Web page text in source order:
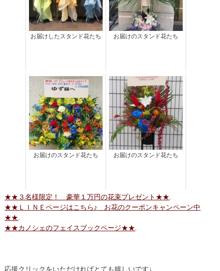
お届けしたスタンド花たち お届けのスタンド花たち
お届けのスタンド花たち お届けのスタンド花たち
★★３名様限定！ 豪華１万円の花束プレゼント★★
★★ＬＩＮＥページはこちら♪ お花のクーポンキャンペーン中
★★
★★カノシェのフェイスブックページ★★
応援クリックをいただければとても嬉しいです↓